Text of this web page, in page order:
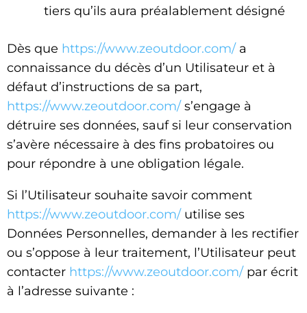
tiers qu’ils aura préalablement désigné
Dès que https://www.zeoutdoor.com/ a
connaissance du décès d’un Utilisateur et à
défaut d’instructions de sa part,
https://www.zeoutdoor.com/ s’engage à
détruire ses données, sauf si leur conservation
s’avère nécessaire à des fins probatoires ou
pour répondre à une obligation légale.
Si l’Utilisateur souhaite savoir comment
https://www.zeoutdoor.com/ utilise ses
Données Personnelles, demander à les rectifier
ou s’oppose à leur traitement, l’Utilisateur peut
contacter https://www.zeoutdoor.com/ par écrit
à l’adresse suivante :